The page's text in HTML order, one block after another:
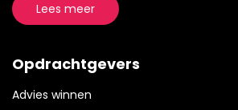
Lees meer
Opdrachtgevers
Advies winnen